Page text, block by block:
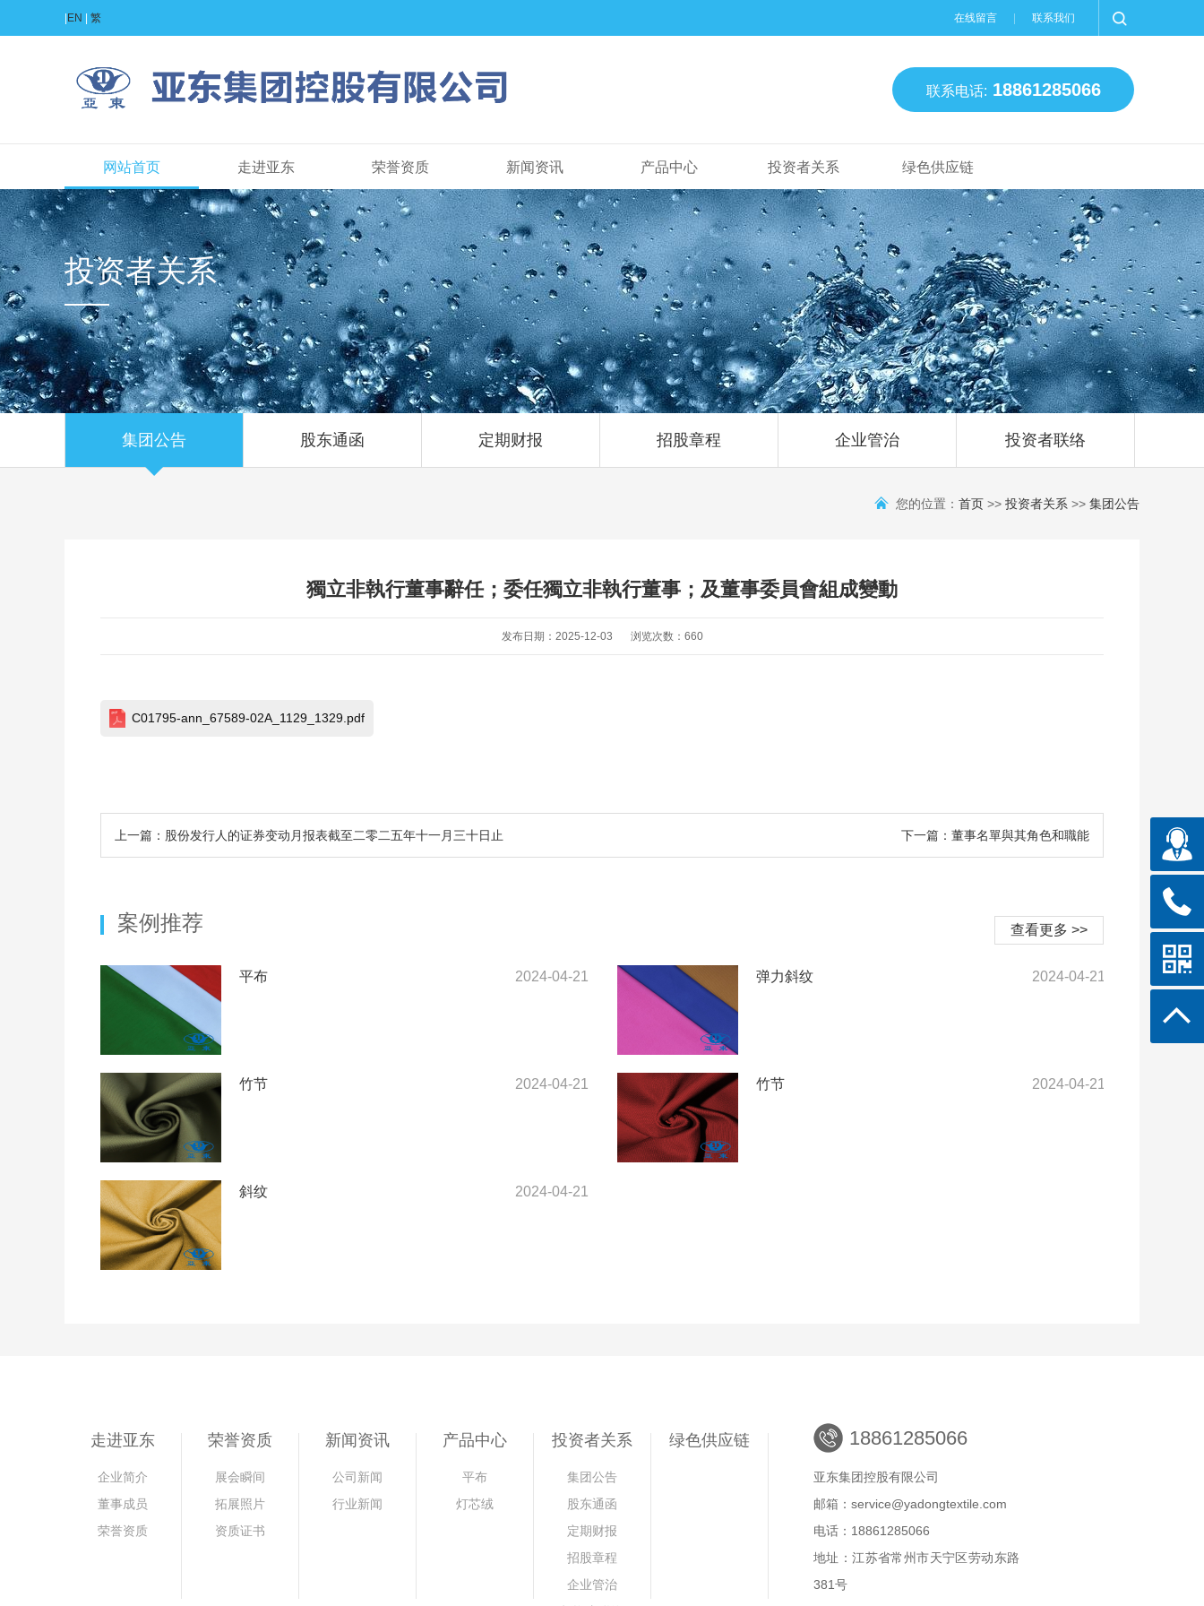
EN 繁 在线留言 联系我们
联系电话: 18861285066
网站首页 走进亚东 荣誉资质 新闻资讯 产品中心 投资者关系 绿色供应链
投资者关系
集团公告 股东通函 定期财报 招股章程 企业管治 投资者联络
您的位置： 首页 >> 投资者关系 >> 集团公告
獨立非執行董事辭任；委任獨立非執行董事；及董事委員會組成變動
发布日期：2025-12-03 浏览次数：660
C01795-ann_67589-02A_1129_1329.pdf
上一篇：股份发行人的证券变动月报表截至二零二五年十一月三十日止 下一篇：董事名單與其角色和職能
查看更多 >>
案例推荐
平布 2024-04-21 弹力斜纹 2024-04-21
竹节 2024-04-21 竹节 2024-04-21
斜纹 2024-04-21
走进亚东
企业简介
董事成员
荣誉资质
荣誉资质
展会瞬间
拓展照片
资质证书
新闻资讯
公司新闻
行业新闻
产品中心
平布
灯芯绒
投资者关系
集团公告
股东通函
定期财报
招股章程
企业管治
绿色供应链 18861285066
亚东集团控股有限公司
邮箱：service@yadongtextile.com
电话：18861285066
地址：江苏省常州市天宁区劳动东路
381号